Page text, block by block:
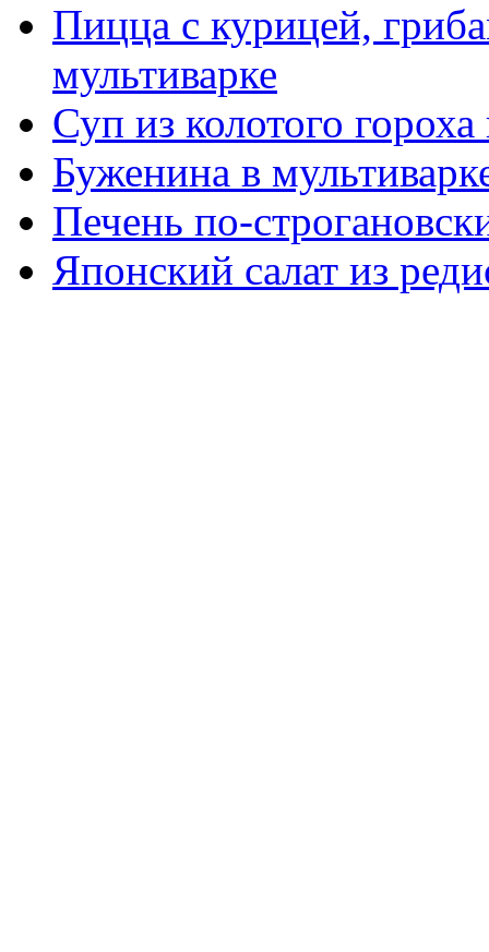
Пицца с курицей,
мультиварке
Суп из колотого
Буженина в
Печень по-
Японский салат из